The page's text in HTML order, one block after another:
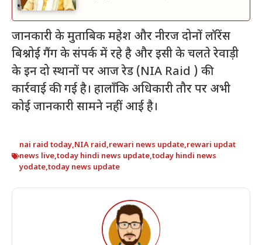
जानकारी के मुताबिक महेश और नीरज दोनों लॉरेंस
बिश्नोई गैंग के संपर्क में रहे है और इसी के चलते रेवाड़ी
के इन दो स्थानों पर आज रेड (NIA Raid ) की
कार्रवाई की गई है। हालाँकि अधिकारी तौर पर अभी
कोई जानकारी सामने नहीं आई है।
nai raid today,NIA raid,rewari news update,rewari updat
news live,today hindi news update,today hindi news
yodate,today news update